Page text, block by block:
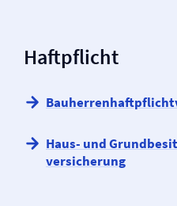
Haftpflicht
Haus- und
versicherung